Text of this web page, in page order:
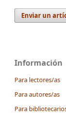
Enviar un
Información
Para lectores/as
Para autores/as
Para